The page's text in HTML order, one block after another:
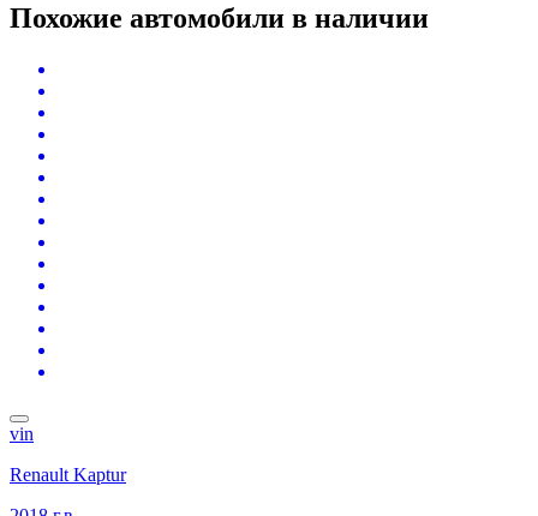
Похожие автомобили в наличии
vin
Renault Kaptur